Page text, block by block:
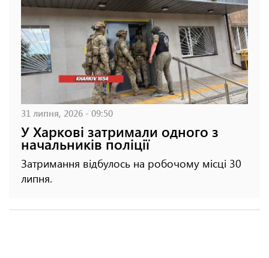
31 липня, 2026 - 09:50
У Харкові затримали одного з
начальників поліції
Затримання відбулось на робочому місці 30
липня.